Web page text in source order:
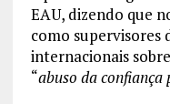
EAU, dizendo que
como supervisores
internacionais
“abuso da confiança